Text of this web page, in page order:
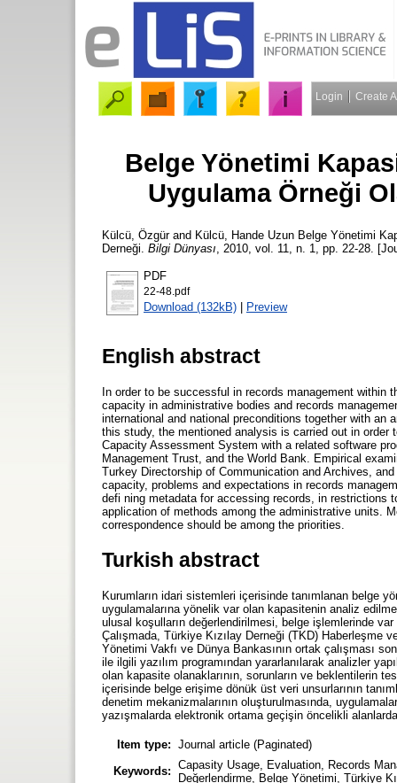
Login Create
Belge Yönetimi
Uygulama Örneği
Külcü, Özgürand Külcü, Hande Uzun Belge Yönetimi
Derneği. Bilgi Dünyası , 2010, vol. 11, n. 1, pp. 22-28.
PDF
22-48.pdf
Download (132kB) | Preview
English abstract
In order to be successful in records management
capacity in administrative bodies and records
international and national preconditions together with
this study, the mentioned analysis is carried out in order
Capacity Assessment System with a related software
Management Trust, and the World Bank. Empirical
Turkey Directorship of Communication and Archives,
capacity, problems and expectations in records
defi ning metadata for accessing records, in restrictions
application of methods among the administrative units.
correspondence should be among the priorities.
Turkish abstract
Kurumların idari sistemleri içerisinde tanımlanan belge
uygulamalarına yönelik var olan kapasitenin analiz
ulusal koşulların değerlendirilmesi, belge işlemlerinde
Çalışmada, Türkiye Kızılay Derneği (TKD) Haberleşme
Yönetimi Vakfı ve Dünya Bankasının ortak çalışması
ile ilgili yazılım programından yararlanılarak analizler
olan kapasite olanaklarının, sorunların ve beklentilerin
içerisinde belge erişime dönük üst veri unsurlarının
denetim mekanizmalarının oluşturulmasında,
yazışmalarda elektronik ortama geçişin öncelikli
Item type: Journal article (Paginated)
Keywords: Capasity Usage, Evaluation, Records
Değerlendirme, Belge Yönetimi, Türkiye